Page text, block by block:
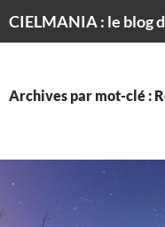
Archives par mot-clé :